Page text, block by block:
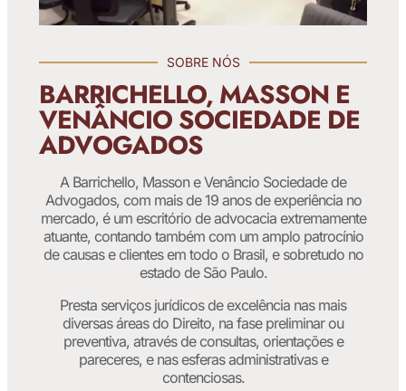
SOBRE NÓS
BARRICHELLO, MASSON E
VENÂNCIO SOCIEDADE DE
ADVOGADOS
A Barrichello, Masson e Venâncio Sociedade de
Advogados, com mais de 19 anos de experiência no
mercado, é um escritório de advocacia extremamente
atuante, contando também com um amplo patrocínio
de causas e clientes em todo o Brasil, e sobretudo no
estado de São Paulo.
Presta serviços jurídicos de excelência nas mais
diversas áreas do Direito, na fase preliminar ou
preventiva, através de consultas, orientações e
pareceres, e nas esferas administrativas e
contenciosas.